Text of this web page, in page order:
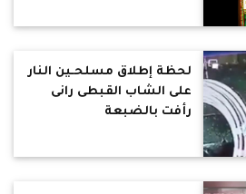
لحظة إطلاق مسلحـين النار
على الشاب القبطى رانى
رأفت بالضبعة